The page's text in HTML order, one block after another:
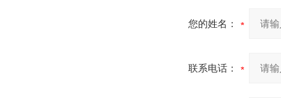
您的姓名：
联系电话：